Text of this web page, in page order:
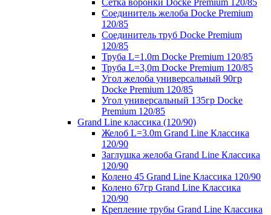
Сетка воронки Docke Premium 120/85
Соединитель желоба Docke Premium
120/85
Соединитель труб Docke Premium
120/85
Труба L=1.0m Docke Premium 120/85
Труба L=3,0m Docke Premium 120/85
Угол желоба универсальный 90гр
Docke Premium 120/85
Угол универсальный 135гр Docke
Premium 120/85
Grand Line классика (120/90)
Желоб L=3.0m Grand Line Классика
120/90
Заглушка желоба Grand Line Классика
120/90
Колено 45 Grand Line Классика 120/90
Колено 67гр Grand Line Классика
120/90
Крепление трубы Grand Line Классика